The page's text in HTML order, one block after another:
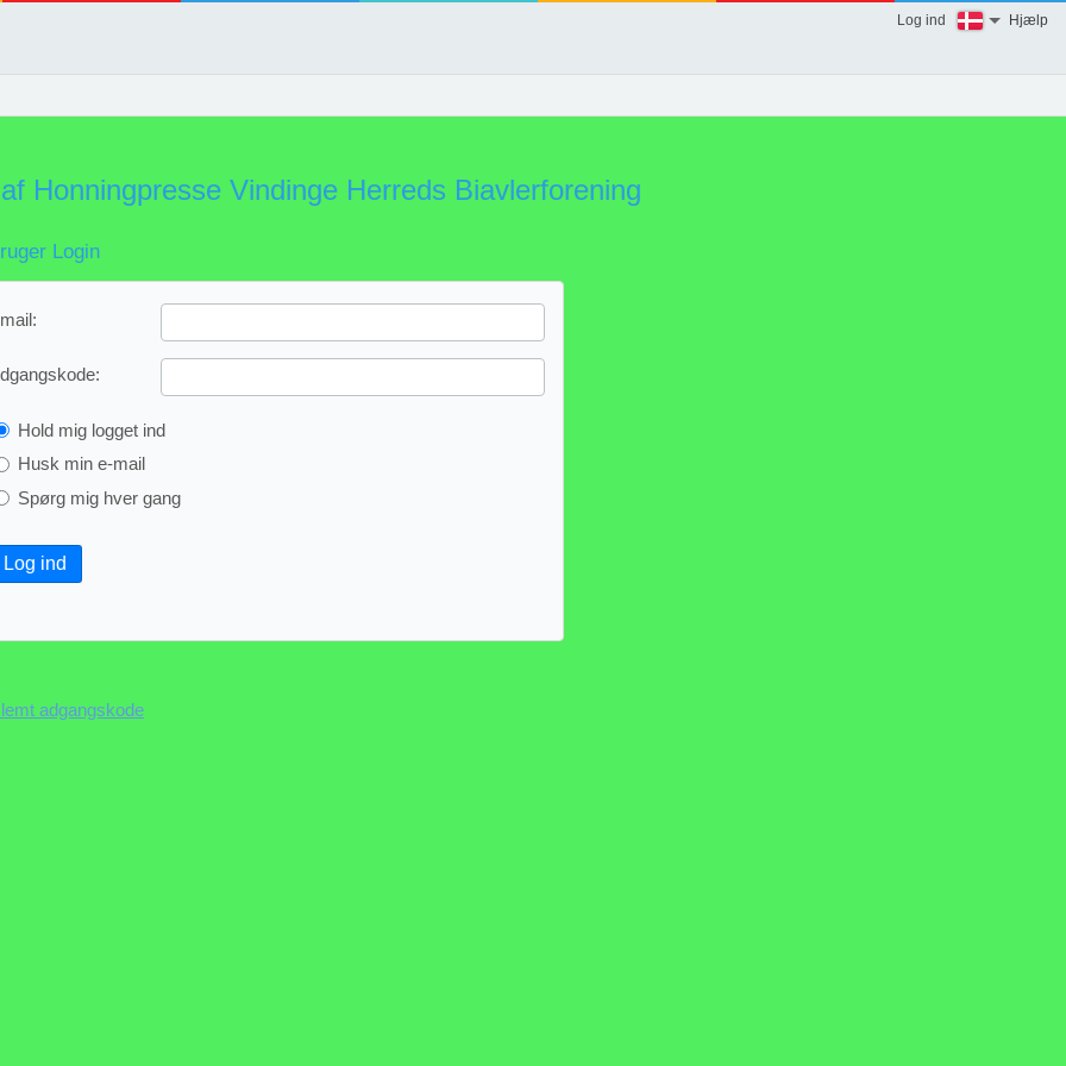
Log ind Hjælp
Honningpresse Vindinge Herreds Biavlerforening
Login
Hold mig logget ind
Husk min e-mail
Spørg mig hver gang
Log ind
adgangskode